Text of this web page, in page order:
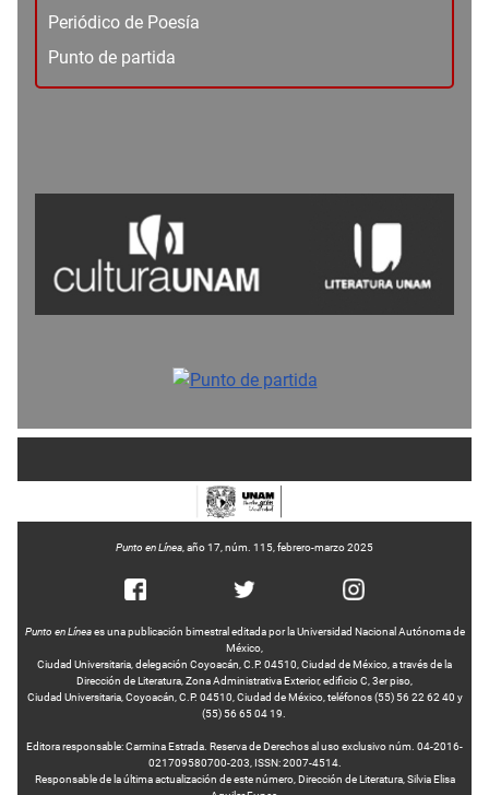
Periódico de Poesía
Punto de partida
Punto en Línea , año 17, núm. 115, febrero-marzo 2025
Punto en Líneaes una publicación bimestral editada por la Universidad Nacional Autónoma de
México,
Ciudad Universitaria, delegación Coyoacán, C.P. 04510, Ciudad de México, a través de la
Dirección de Literatura, Zona Administrativa Exterior, edificio C, 3er piso,
Ciudad Universitaria, Coyoacán, C.P. 04510, Ciudad de México, teléfonos (55) 56 22 62 40 y
(55) 56 65 04 19.
Editora responsable: Carmina Estrada. Reserva de Derechos al uso exclusivo núm. 04-2016-
021709580700-203, ISSN: 2007-4514.
Responsable de la última actualización de este número, Dirección de Literatura, Silvia Elisa